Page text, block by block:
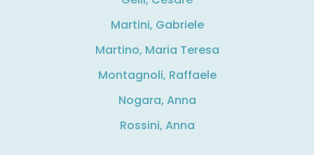
Martini, Gabriele
Martino, Maria Teresa
Montagnoli, Raffaele
Nogara, Anna
Rossini, Anna